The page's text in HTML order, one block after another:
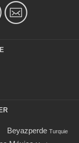
Beyazperde Turquie